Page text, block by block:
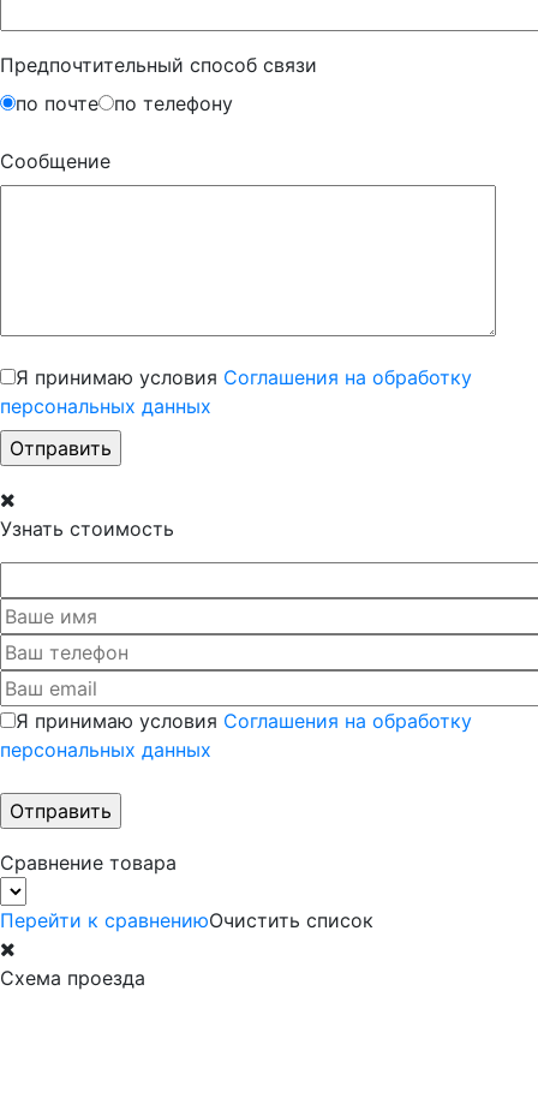
Предпочтительный способ связи
по почте
по телефону
Сообщение
Я принимаю условия Соглашения на обработку
персональных данных
Узнать стоимость
Я принимаю условия Соглашения на обработку
персональных данных
Сравнение товара
Перейти к сравнениюОчистить список
Схема проезда